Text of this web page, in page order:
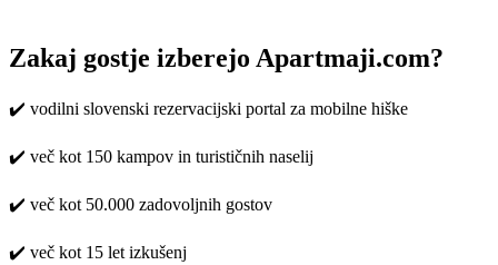
Zakaj gostje izberejo Apartmaji.com?
✔️ vodilni slovenski rezervacijski portal za mobilne hiške
✔️ več kot 150 kampov in turističnih naselij
✔️ več kot 50.000 zadovoljnih gostov
✔️ več kot 15 let izkušenj